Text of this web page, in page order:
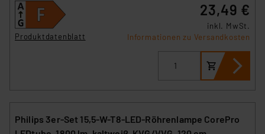
Produktdatenblatt
23,49 €
inkl. MwSt.
Informationen zu Versandkosten
Philips 3er-Set 15,5-W-T8-LED-Röhrenlampe CorePro